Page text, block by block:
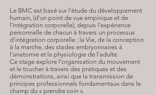
Le BMC est basé sur l’étude du développement
humain, (d’un point de vue empirique et de
l’intégration corporelle), depuis l’expérience
personnelle de chacun à travers un processus
d’intégration corporelle : la Vie, de la conception
à la marche, des stades embryonnaires à
l’anatomie et la physiologie de l’adulte.
Ce stage explore l’organisation du mouvement
et le toucher à travers des pratiques et des
démonstrations, ainsi que la transmission de
principes professionnels fondamentaux dans le
champ du « prendre soin ».